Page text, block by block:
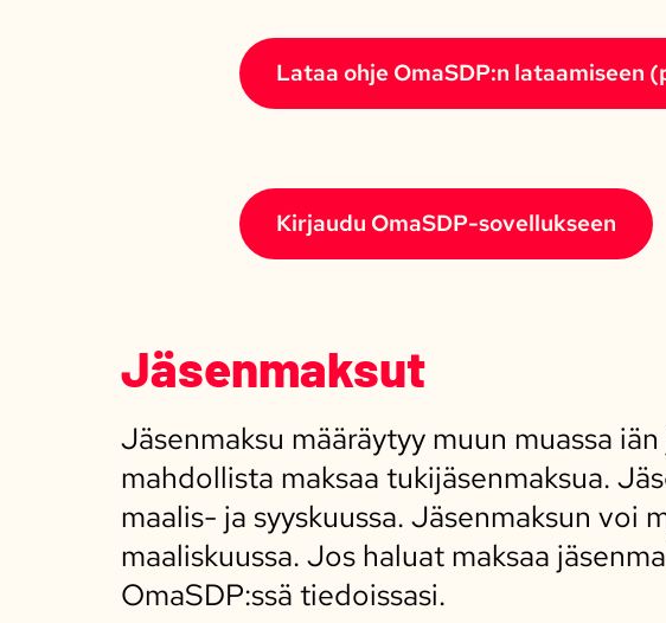
Lataa ohje OmaSDP:n lataamiseen
Kirjaudu OmaSDP-sovellukseen
Jäsenmaksut
Jäsenmaksu määräytyy muun muassa
mahdollista maksaa tukijäsenmaksua.
maalis- ja syyskuussa. Jäsenmaksun voi
maaliskuussa. Jos haluat maksaa
OmaSDP:ssä tiedoissasi.